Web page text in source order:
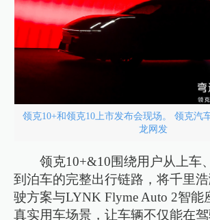
领克10+和领克10上市发布会现场。 领克汽
龙网发
领克10+&10围绕用户从上车
到泊车的完整出行链路，将千里
驶方案与LYNK Flyme Auto 2智能
真实用车场景，让车辆不仅能在